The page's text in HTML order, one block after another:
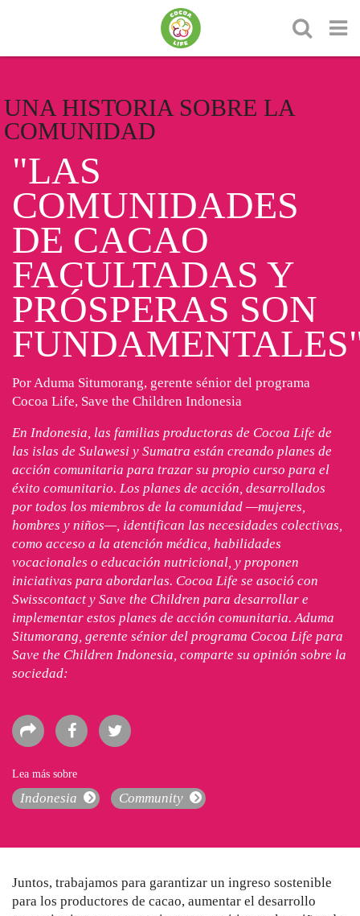
UNA HISTORIA SOBRE LA
COMUNIDAD
"LAS
COMUNIDADES
DE CACAO
FACULTADAS Y
PRÓSPERAS SON
Por Aduma Situmorang, gerente sénior del programa
Cocoa Life, Save the Children Indonesia
En Indonesia, las familias productoras de Cocoa Life de
las islas de Sulawesi y Sumatra están creando planes de
acción comunitaria para trazar su propio curso para el
éxito comunitario. Los planes de acción, desarrollados
por todos los miembros de la comunidad —mujeres,
hombres y niños—, identifican las necesidades colectivas,
como acceso a la atención médica, habilidades
vocacionales o educación nutricional, y proponen
iniciativas para abordarlas. Cocoa Life se asoció con
Swisscontact y Save the Children para desarrollar e
implementar estos planes de acción comunitaria. Aduma
Situmorang, gerente sénior del programa Cocoa Life para
Save the Children Indonesia, comparte su opinión sobre la
sociedad:
Lea más sobre
Indonesia Community
Juntos, trabajamos para garantizar un ingreso sostenible
para los productores de cacao, aumentar el desarrollo